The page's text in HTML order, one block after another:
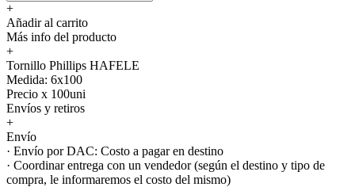
+
Añadir al carrito
Más info del producto
+
Tornillo Phillips HAFELE
Medida: 6x100
Precio x 100uni
Envíos y retiros
+
Envío
· Envío por DAC: Costo a pagar en destino
· Coordinar entrega con un vendedor (según el destino y tipo de
compra, le informaremos el costo del mismo)